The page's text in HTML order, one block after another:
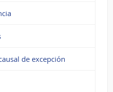
de excepción